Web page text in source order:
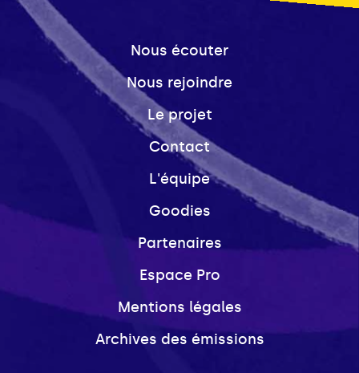
Nous écouter
Nous rejoindre
Le projet
Contact
L'équipe
Goodies
Partenaires
Espace Pro
Mentions légales
Archives des émissions